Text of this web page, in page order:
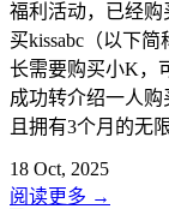
福利活动，已经购
买kissabc（以下
长需要购买小K，
成功转介绍一人
且拥有3个月的无
18 Oct, 2025
阅读更多 →